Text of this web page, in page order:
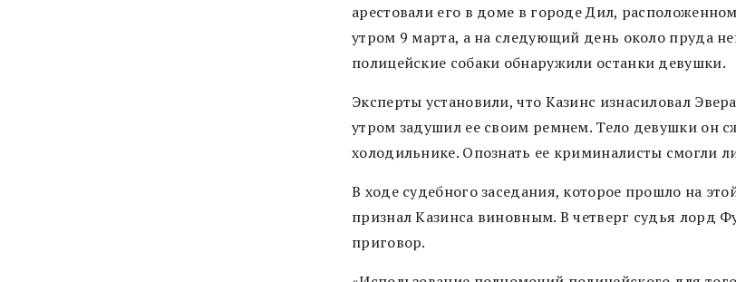
арестовали его в доме в городе Дил,
утром 9 марта, а на следующий день около пруда
полицейские собаки обнаружили останки девушки.
Эксперты установили, что Казинс изнасиловал
утром задушил ее своим ремнем. Тело девушки он
холодильнике. Опознать ее криминалисты смогли
В ходе судебного заседания, которое прошло на
признал Казинса виновным. В четверг судья лорд
приговор.